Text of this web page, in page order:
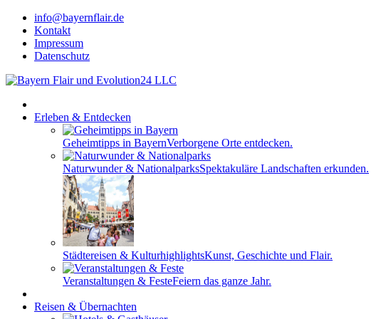
info@bayernflair.de
Kontakt
Impressum
Datenschutz
Erleben & Entdecken
Geheimtipps in BayernVerborgene Orte entdecken.
Naturwunder & NationalparksSpektakuläre Landschaften erkunden.
Städtereisen & KulturhighlightsKunst, Geschichte und Flair.
Veranstaltungen & FesteFeiern das ganze Jahr.
Reisen & Übernachten